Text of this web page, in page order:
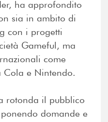
ha approfondito
sia in ambito di
con i progetti
Gameful, ma
come
Cola e Nintendo.
rotonda il pubblico
domande e